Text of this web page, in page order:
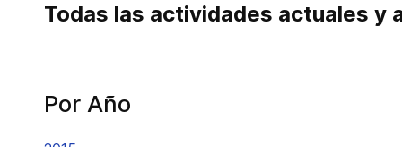
Todas las actividades actuales y
Por Año